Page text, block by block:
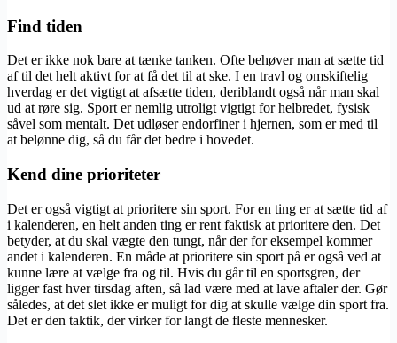
Find tiden
Det er ikke nok bare at tænke tanken. Ofte behøver man at sætte tid
af til det helt aktivt for at få det til at ske. I en travl og omskiftelig
hverdag er det vigtigt at afsætte tiden, deriblandt også når man skal
ud at røre sig. Sport er nemlig utroligt vigtigt for helbredet, fysisk
såvel som mentalt. Det udløser endorfiner i hjernen, som er med til
at belønne dig, så du får det bedre i hovedet.
Kend dine prioriteter
Det er også vigtigt at prioritere sin sport. For en ting er at sætte tid af
i kalenderen, en helt anden ting er rent faktisk at prioritere den. Det
betyder, at du skal vægte den tungt, når der for eksempel kommer
andet i kalenderen. En måde at prioritere sin sport på er også ved at
kunne lære at vælge fra og til. Hvis du går til en sportsgren, der
ligger fast hver tirsdag aften, så lad være med at lave aftaler der. Gør
således, at det slet ikke er muligt for dig at skulle vælge din sport fra.
Det er den taktik, der virker for langt de fleste mennesker.